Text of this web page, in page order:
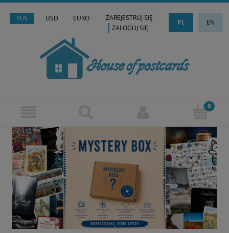
PLN USD EURO PL EN
ZAREJESTRUJ SIĘ
ZALOGUJ SIĘ